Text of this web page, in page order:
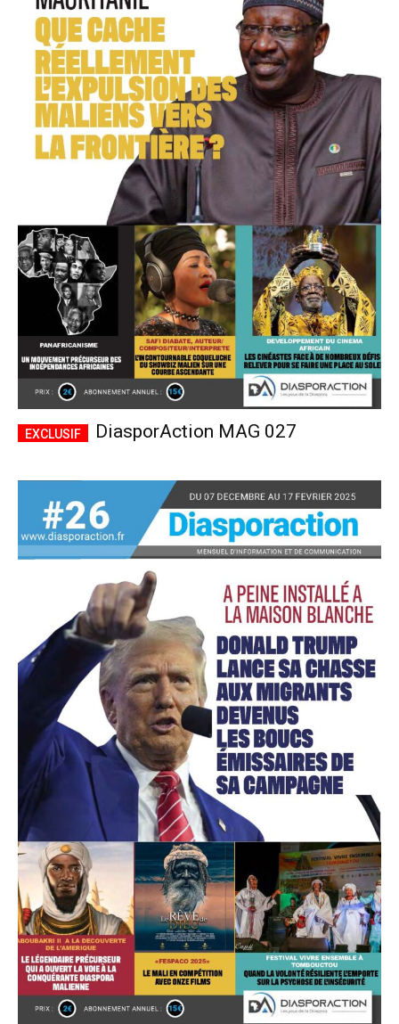
Plans d'abonnement
Accès gratuit
Gratuit /accès limité
Quelques articles
Annonces
Tous les articles
Le magazine
CHOISIR LE FORFAIT
DiasporAction MAG 027